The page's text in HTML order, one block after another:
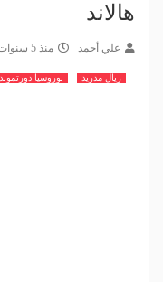
هالاند
علي أحمد منذ 5 سنوات
ريال مدريد بوروسيا دورتموند